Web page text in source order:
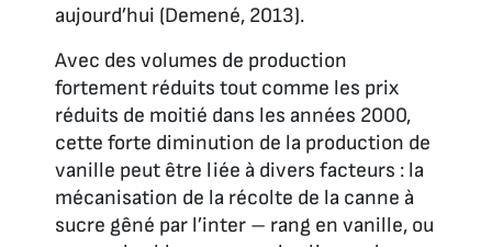
aujourd’hui (Demené, 2013).
Avec des volumes de production
fortement réduits tout comme les prix
réduits de moitié dans les années 2000,
cette forte diminution de la production de
vanille peut être liée à divers facteurs : la
mécanisation de la récolte de la canne à
sucre gêné par l’inter – rang en vanille, ou